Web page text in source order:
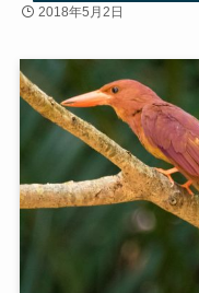
2018年5月2日